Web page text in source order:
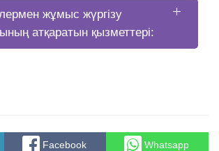
жұмыс жүргізу
атқаратын қызметтері:
Facebook Whatsapp